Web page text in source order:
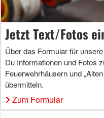
Jetzt Text/Fotos
Über das Formular für
Du Informationen und Fotos
Feuerwehrhäusern und
übermitteln.
Zum Formular